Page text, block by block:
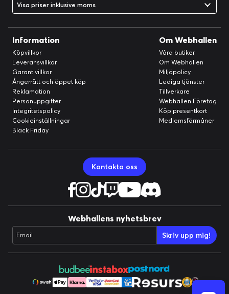
Visa priser inklusive moms
Information
Köpvillkor
Leveransvillkor
Garantivillkor
Ångerrätt och öppet köp
Reklamation
Personuppgifter
Integritetspolicy
Cookieinställningar
Black Friday
Om Webhallen
Våra butiker
Om Webhallen
Miljöpolicy
Lediga tjänster
Tillverkare
Webhallen Företag
Köp presentkort
Medlemsförmåner
Kontakta oss
Webhallens nyhetsbrev
Email Skriv upp mig!